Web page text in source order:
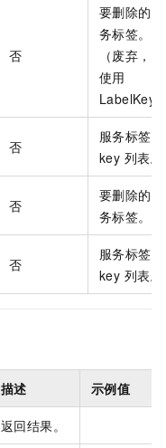
否
要删除的服
务标签。
（废弃，请
使用
LabelKeys
否
服务标签
key 列表。
否
要删除的服
务标签。
否
服务标签
key 列表。
描述 示例值
返回结果。